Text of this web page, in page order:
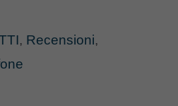
, Recensioni,